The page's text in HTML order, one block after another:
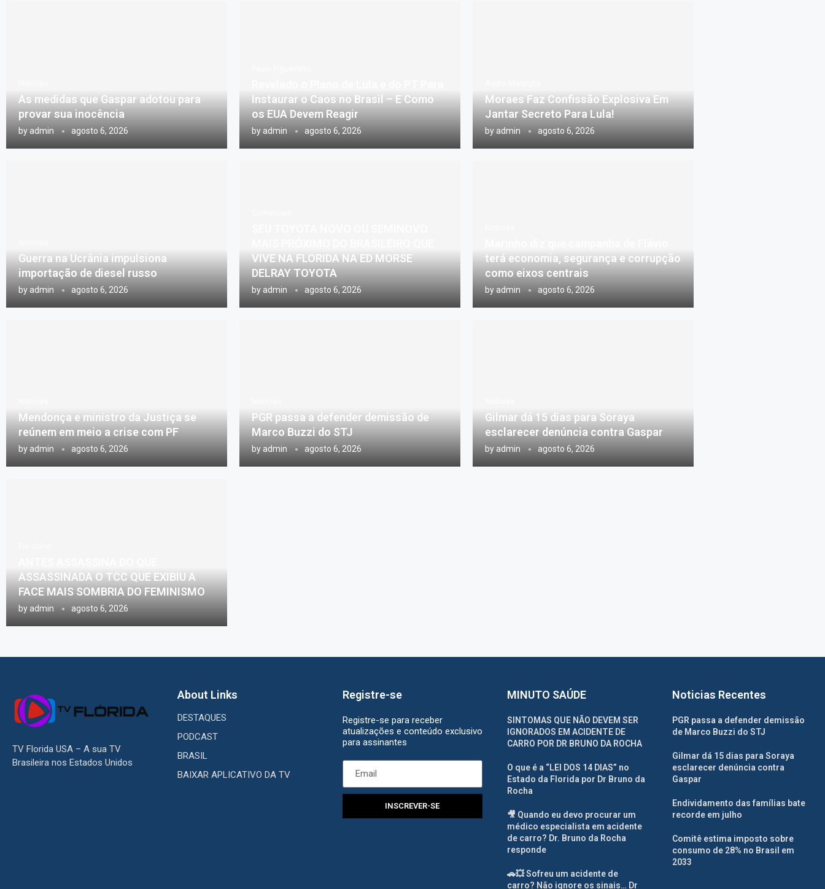
As medidas que Gaspar adotou para
provar sua inocência
by admin agosto 6, 2026
Instaurar o Caos no Brasil – E Como
os EUA Devem Reagir
by admin agosto 6, 2026
Moraes Faz Confissão Explosiva Em
Jantar Secreto Para Lula!
by admin agosto 6, 2026
Guerra na Ucrânia impulsiona
importação de diesel russo
by admin agosto 6, 2026
VIVE NA FLORIDA NA ED MORSE
DELRAY TOYOTA
by admin agosto 6, 2026
terá economia, segurança e corrupção
como eixos centrais
by admin agosto 6, 2026
Mendonça e ministro da Justiça se
reúnem em meio a crise com PF
byadmin agosto 6, 2026
PGR passa a defender demissão de
Marco Buzzi do STJ
byadmin agosto 6, 2026
Gilmar dá 15 dias para Soraya
esclarecer denúncia contra Gaspar
byadmin agosto 6, 2026
ASSASSINADA O TCC QUE EXIBIU A
FACE MAIS SOMBRIA DO FEMINISMO
by admin agosto 6, 2026
TV Florida USA – A sua TV
Brasileira nos Estados Unidos
About Links
DESTAQUES
PODCAST
BRASIL
BAIXAR APLICATIVO DA TV
Registre-se
Registre-se para receber
atualizações e conteúdo exclusivo
para assinantes
INSCREVER-SE
MINUTO SAÚDE
SINTOMAS QUE NÃO DEVEM SER
IGNORADOS EM ACIDENTE DE
CARRO POR DR BRUNO DA ROCHA
O que é a “LEI DOS 14 DIAS” no
Estado da Florida por Dr Bruno da
Rocha
🎥 Quando eu devo procurar um
médico especialista em acidente
de carro? Dr. Bruno da Rocha
responde
🚗💥 Sofreu um acidente de
carro? Não ignore os sinais… Dr
Noticias Recentes
PGR passa a defender demissão
de Marco Buzzi do STJ
Gilmar dá 15 dias para Soraya
esclarecer denúncia contra
Gaspar
Endividamento das famílias bate
recorde em julho
Comitê estima imposto sobre
consumo de 28% no Brasil em
2033